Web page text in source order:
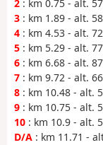
2 : km 0.75 - alt.
3 : km 1.89 - alt.
4 : km 4.53 - alt.
5 : km 5.29 - alt.
6 : km 6.68 - alt.
7 : km 9.72 - alt.
8 : km 10.48 - alt.
9 : km 10.75 - alt.
10 : km 10.9 - alt.
D/A : km 11.71 -